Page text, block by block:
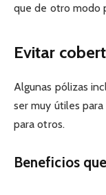
que de otro modo
Evitar
Algunas pólizas
ser muy útiles
para otros.
Beneficios